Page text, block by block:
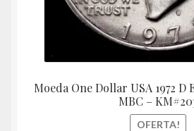
Moeda One Dollar USA 1972
MBC –
OFERTA!